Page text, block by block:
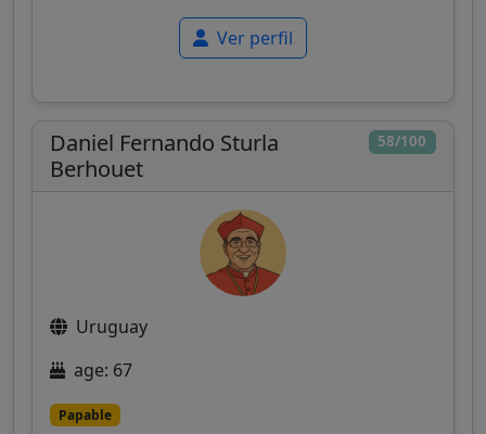
Ver perfil
58/100
Daniel Fernando Sturla
Berhouet
Uruguay
age: 67
Papable